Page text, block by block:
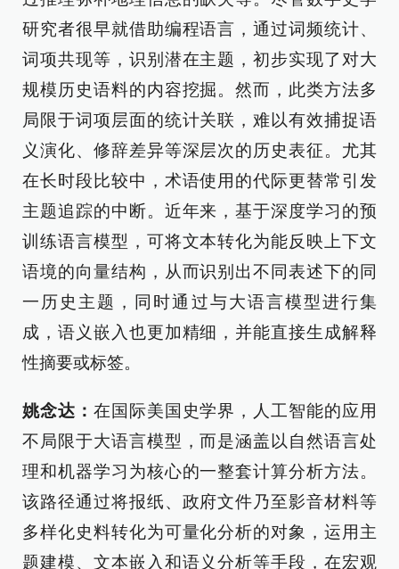
研究者很早就借助编程语言，通过词频统计、
词项共现等，识别潜在主题，初步实现了对大
规模历史语料的内容挖掘。然而，此类方法多
局限于词项层面的统计关联，难以有效捕捉语
义演化、修辞差异等深层次的历史表征。尤其
在长时段比较中，术语使用的代际更替常引发
主题追踪的中断。近年来，基于深度学习的预
训练语言模型，可将文本转化为能反映上下文
语境的向量结构，从而识别出不同表述下的同
一历史主题，同时通过与大语言模型进行集
成，语义嵌入也更加精细，并能直接生成解释
性摘要或标签。
姚念达： 在国际美国史学界，人工智能的应用
不局限于大语言模型，而是涵盖以自然语言处
理和机器学习为核心的一整套计算分析方法。
该路径通过将报纸、政府文件乃至影音材料等
多样化史料转化为可量化分析的对象，运用主
题建模、文本嵌入和语义分析等手段，在宏观